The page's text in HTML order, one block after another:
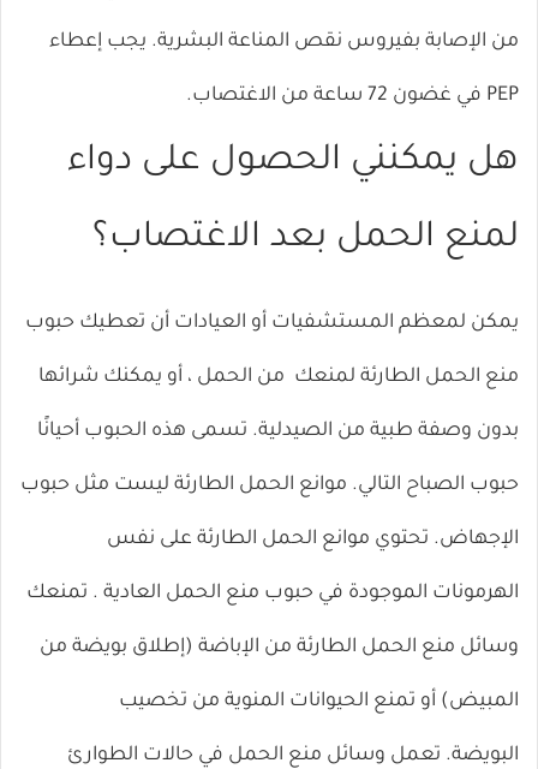
من الإصابة بفيروس نقص المناعة البشرية. يجب إعطاء
PEP في غضون 72 ساعة من الاغتصاب.
هل يمكنني الحصول على دواء
لمنع الحمل بعد الاغتصاب؟
يمكن لمعظم المستشفيات أو العيادات أن تعطيك حبوب
منع الحمل الطارئة لمنعك من الحمل ، أو يمكنك شرائها
بدون وصفة طبية من الصيدلية. تسمى هذه الحبوب أحيانًا
حبوب الصباح التالي. موانع الحمل الطارئة ليست مثل حبوب
الإجهاض. تحتوي موانع الحمل الطارئة على نفس
الهرمونات الموجودة في حبوب منع الحمل العادية . تمنعك
وسائل منع الحمل الطارئة من الإباضة (إطلاق بويضة من
المبيض) أو تمنع الحيوانات المنوية من تخصيب
البويضة. تعمل وسائل منع الحمل في حالات الطوارئ